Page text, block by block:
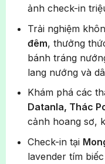
ảnh check-in
Trải nghiệm
đêm, thưởng
bánh tráng
lang nướng và
Khám phá các
Datanla, Thác
cảnh hoang sơ,
Check-in tại
lavender tím